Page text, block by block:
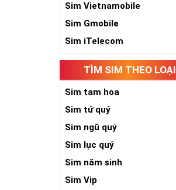
Sim Vietnamobile
Sim Gmobile
Sim iTelecom
TÌM SIM THEO LOẠI
Sim tam hoa
Sim tứ quý
Sim ngũ quý
Sim lục quý
Sim năm sinh
Sim Vip